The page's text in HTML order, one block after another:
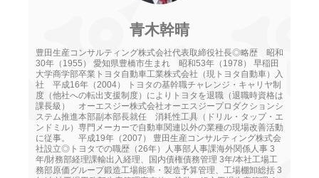
青木幹晴
豊田生産コンサルティング株式会社代表取締役社長◎略歴 昭和
30年（1955） 愛知県豊橋市生まれ 昭和53年（1978） 早稲田
大学商学部卒業トヨタ自動車工業株式会社（現トヨタ自動車）入
社 平成16年（2004） トヨタの基幹職チャレンジ・キャリヤ制
度（他社への転出支援制度）によりトヨタを退職（退職時資格は
課長級） オーエスジー株式会社オーエスジープロダクションシ
ステム推進本部副本部長就任 消耗性工具（ドリル・タップ・エ
ンドミル）専門メーカーで自動車関連以外の業種の現場改善活動
に従事。 平成19年（2007） 豊田生産コンサルティング株式会
社設立◎トヨタでの職歴（26年）人事部人事課海外関係人事 3
年/財務部経理課輸出入経理、国内債権債務管理 3年/本社工場工
務部原価グループ鍛造工場能率・製造予算管理、工場棚卸総括 3